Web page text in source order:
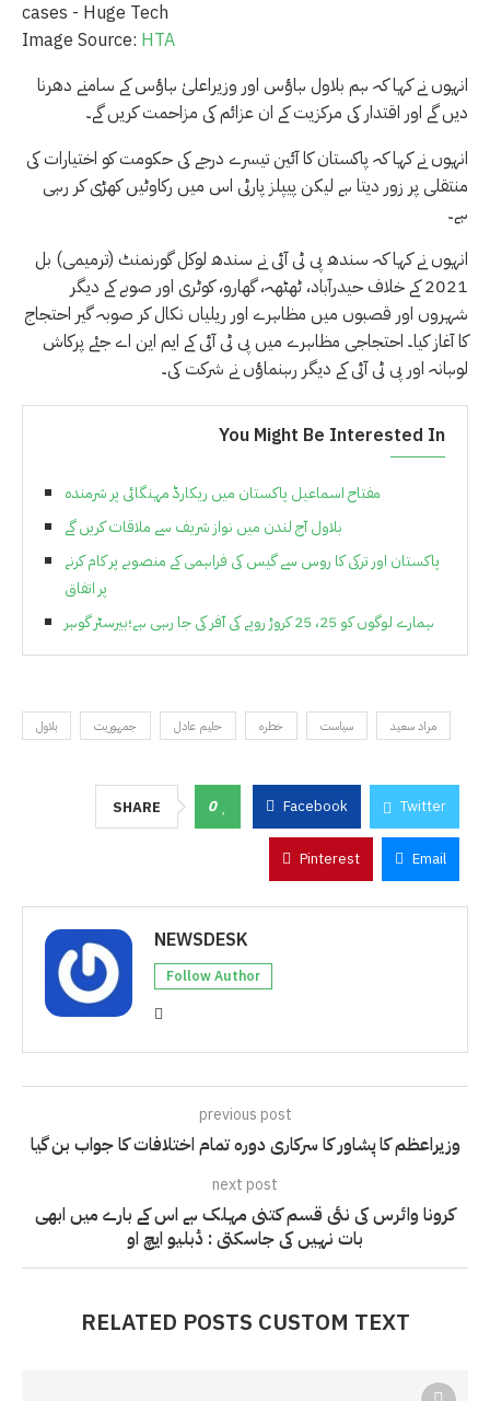
Image Source: HTA
انہوں نے کہا کہ ہم بلاول ہاؤس اور وزیراعلیٰ ہاؤس کے سامنے دھرنا
دیں گے اور اقتدار کی مرکزیت کے ان عزائم کی مزاحمت کریں گے۔
انہوں نے کہا کہ پاکستان کا آئین تیسرے درجے کی حکومت کو اختیارات کی
منتقلی پر زور دیتا ہے لیکن پیپلز پارٹی اس میں رکاوٹیں کھڑی کر رہی
ہے۔
انہوں نے کہا کہ سندھ پی ٹی آئی نے سندھ لوکل گورنمنٹ (ترمیمی) بل
2021 کے خلاف حیدرآباد، ٹھٹھہ، گھارو، کوٹری اور صوبے کے دیگر
شہروں اور قصبوں میں مظاہرے اور ریلیاں نکال کر صوبہ گیر احتجاج
کا آغاز کیا۔ احتجاجی مظاہرے میں پی ٹی آئی کے ایم این اے جئے پرکاش
لوہانہ اور پی ٹی آئی کے دیگر رہنماؤں نے شرکت کی۔
You Might Be Interested In
مفتاح اسماعیل پاکستان میں ریکارڈ مہنگائی پر شرمندہ
بلاول آج لندن میں نواز شریف سے ملاقات کریں گے
پاکستان اور ترکی کا روس سے گیس کی فراہمی کے منصوبے پر کام کرنے
پر اتفاق
ہمارے لوگوں کو 25، 25 کروڑ روپے کی آفر کی جا رہی ہے؛بیرسٹر گوہر
بلاول جمہوریت حلیم عادل خطرہ سیاست مراد سعید
SHARE 0 Facebook Twitter
Pinterest Email
NEWSDESK
Follow Author
previous post
وزیراعظم کا پشاور کا سرکاری دورہ تمام اختلافات کا جواب بن گیا
next post
کرونا وائرس کی نئی قسم کتنی مہلک ہے اس کے بارے میں ابھی
بات نہیں کی جاسکتی : ڈبلیو ایچ او
RELATED POSTS CUSTOM TEXT